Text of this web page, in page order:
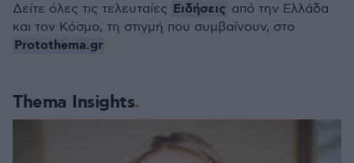
Thema Insights
Δείτε όλες τις τελευταίες Ειδήσεις από την Ελλάδα
και τον Κόσμο, τη στιγμή που συμβαίνουν, στο
Protothema.gr